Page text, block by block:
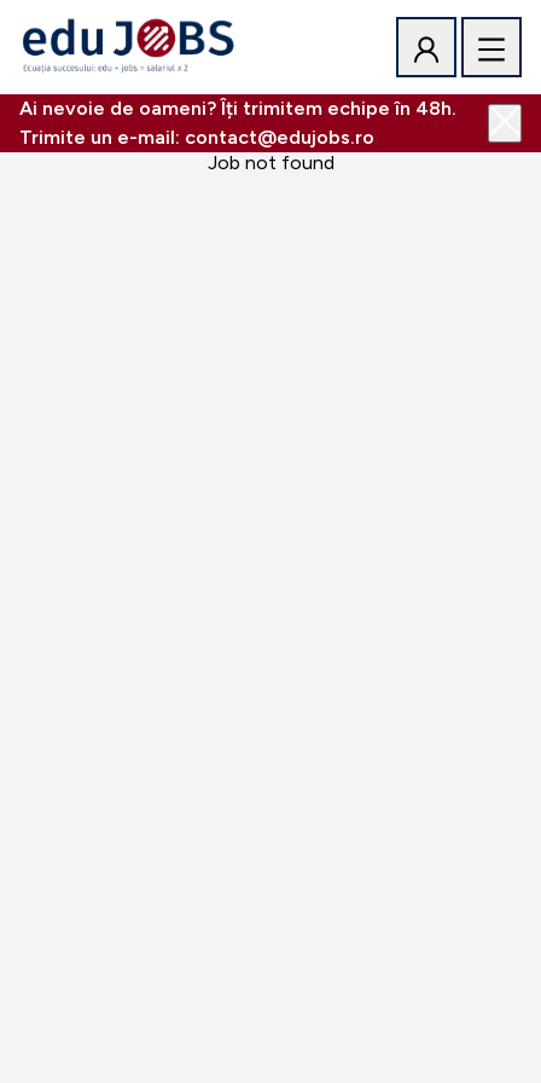
Ai nevoie de oameni? Îți trimitem echipe în 48h.
Trimite un e-mail: contact@edujobs.ro
Job not found